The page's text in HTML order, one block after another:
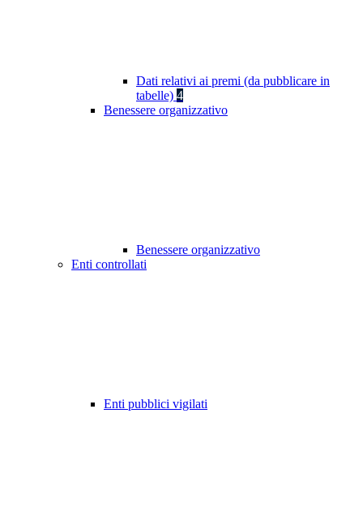
Dati relativi ai premi (da pubblicare in
tabelle) 4
Benessere organizzativo
Benessere organizzativo
Enti controllati
Enti pubblici vigilati